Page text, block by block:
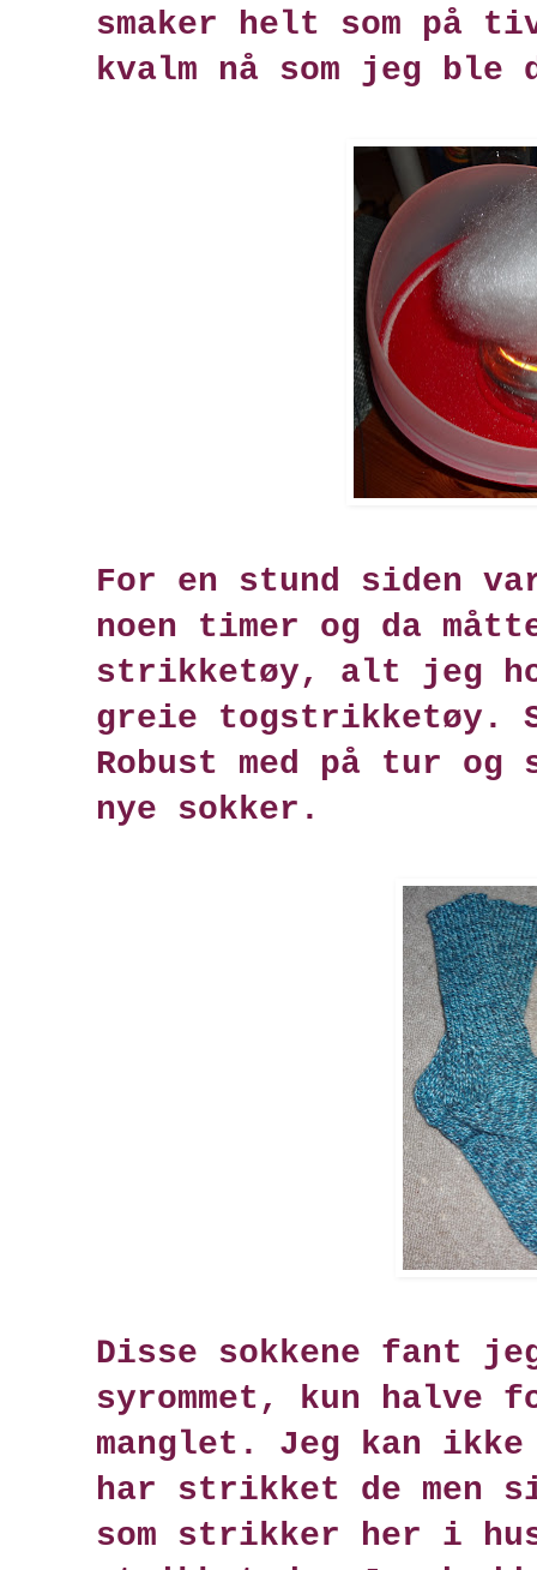
smaker helt som på
kvalm nå som jeg
For en stund siden
noen timer og da
strikketøy, alt jeg
greie togstrikketøy.
Robust med på tur
nye sokker.
Disse sokkene fant
syrommet, kun halve
manglet. Jeg kan
har strikket de men
som strikker her i